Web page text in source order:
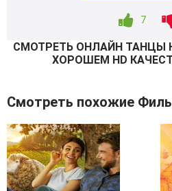
7
СМОТРEТЬ ОНЛАЙН ТАНЦЫ
ХОРОШЕМ HD
Смотреть похожие